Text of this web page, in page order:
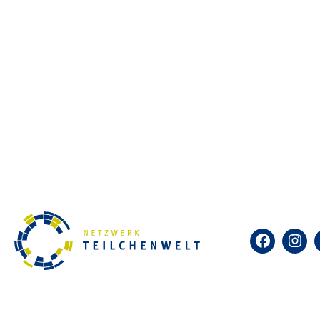
Facebook
Jugendliche erhalten eine Einführung
In Nebelkammern werden